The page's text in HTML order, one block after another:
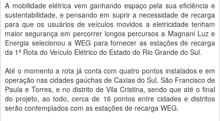
A mobilidade elétrica vem ganhando espaço pela sua eficiência e
sustentabilidade, e pensando em suprir a necessidade de recarga
para que os usuários de veículos movidos a eletricidade tenham
maior segurança em percorrer longos percursos a Magnani Luz e
Energia selecionou a WEG para fornecer as estações de recarga
da 1ª Rota do Veículo Elétrico do Estado do Rio Grande do Sul.
Até o momento a rota já conta com quatro pontos instalados e em
operação nas cidades gaúchas de Caxias do Sul, São Francisco de
Paula e Torres, e no distrito de Vila Cristina, sendo que até o final
do projeto, ao todo, cerca de 16 pontos entre cidades e distritos
serão contemplados com as estações de recarga WEG.